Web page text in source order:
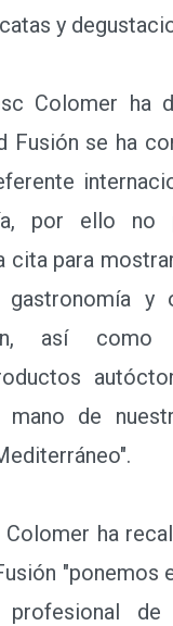
y
Colomer ha
Fusión se ha
por ello no
cita para
gastronomía y
así como
de
ha
"ponemos
profesional de